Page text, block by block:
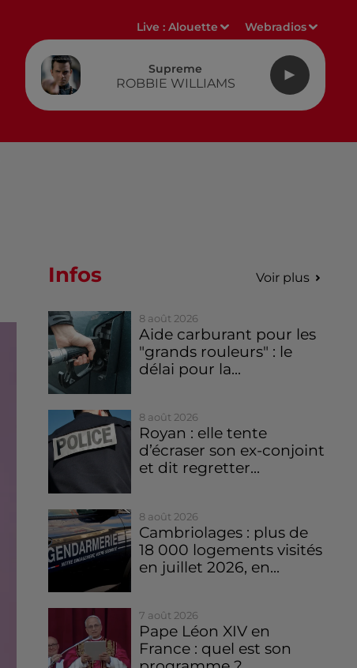
Live :Alouette Webradios
Supreme
ROBBIE WILLIAMS
Infos Voir plus
8 août 2026
Aide carburant pour les
"grands rouleurs" : le
délai pour la...
8 août 2026
Royan : elle tente
d’écraser son ex-conjoint
et dit regretter...
8 août 2026
Cambriolages : plus de
18 000 logements visités
en juillet 2026, en...
7 août 2026
Pape Léon XIV en
France : quel est son